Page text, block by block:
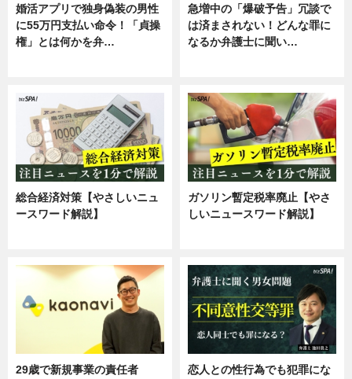
婚活アプリで独身偽装の男性
に55万円支払い命令！「貞操
権」とは何かを弁…
急増中の「爆破予告」冗談で
は済まされない！どんな罪に
なるか弁護士に聞い…
総合経済対策【やさしいニュ
ースワード解説】
ガソリン暫定税率廃止【やさ
しいニュースワード解説】
29歳で新規事業の責任者
恋人との性行為でも犯罪にな